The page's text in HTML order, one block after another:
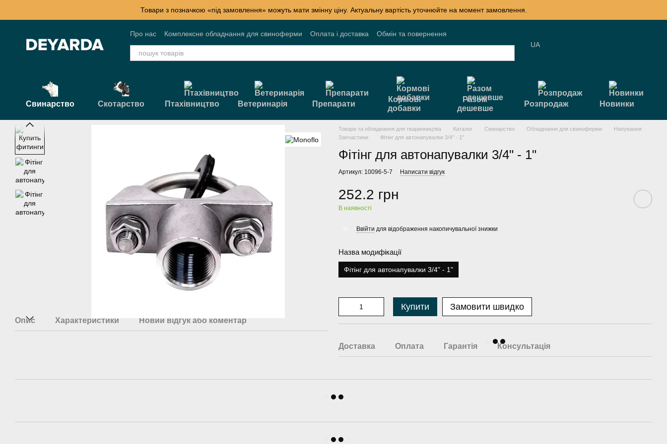
Товари з позначкою «під замовлення» можуть мати змінну ціну. Актуальну вартість уточнюйте на момент замовлення.
Про нас Комплексне обладнання для свиноферми Оплата і доставка
Обмін та повернення
Контактна інформація
Блог Накопичувальні знижки Акції Договір публічної оферти UA
Свинарство Скотарство Птахівництво Ветеринарія Препарати
Кормові
добавки
Разом
дешевше
Розпродаж Новинки
Опис Характеристики Новий відгук або коментар
Товари та обладнання для тваринництва Каталог Свинарство Обладнання для свиноферми
Напування
Запчастини
Фітінг для автонапувалки 3/4" - 1"
Фітінг для автонапувалки 3/4" - 1"
Артикул: 10096-5-7 Написати відгук
252.2 грн
В наявності
Ввійти для відображення накопичувальної знижки
Назва модифікації
Фітінг для автонапувалки 3/4" - 1"
Купити Замовити швидко
Доставка Оплата Гарантія Консультація